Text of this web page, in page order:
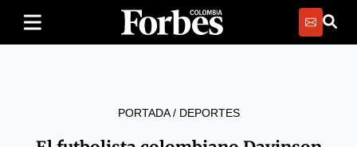
PORTADA/ DEPORTES